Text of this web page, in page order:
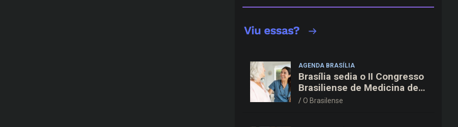
AGENDA BRASÍLIA
Brasília sedia o II Congresso
Brasiliense de Medicina de
Família e Comunidade na
O Brasilense